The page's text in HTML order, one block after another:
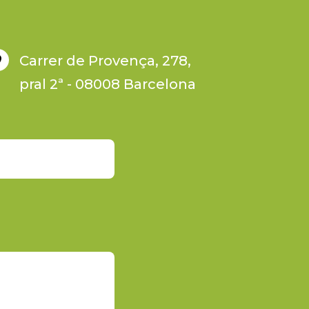
Carrer de Provença, 278,
pral 2ª - 08008 Barcelona